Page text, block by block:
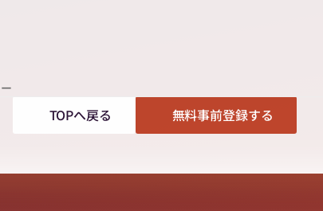
TOPへ戻る 無料事前登録する